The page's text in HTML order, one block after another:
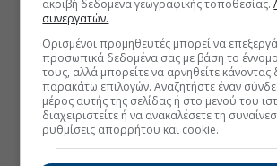
ακριβή δεδομένα γεωγραφικής τοποθεσίας.
συνεργατών.
Ορισμένοι προμηθευτές μπορεί να
προσωπικά δεδομένα σας με βάση το
τους, αλλά μπορείτε να αρνηθείτε κάνοντας
παρακάτω επιλογών. Αναζητήστε έναν
μέρος αυτής της σελίδας ή στο μενού του
διαχειριστείτε ή να ανακαλέσετε τη
ρυθμίσεις απορρήτου και cookie.